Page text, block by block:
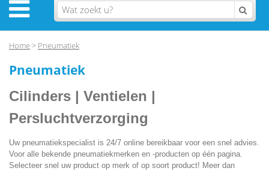
Home> Pneumatiek
Pneumatiek
Cilinders | Ventielen |
Persluchtverzorging
Uw pneumatiekspecialist is 24/7 online bereikbaar voor een snel advies.
Voor alle bekende pneumatiekmerken en -producten op één pagina.
Selecteer snel uw product op merk of op soort product! Meer dan